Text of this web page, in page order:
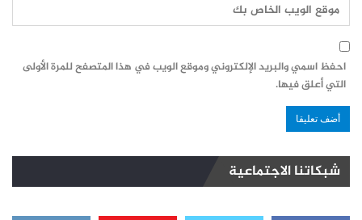
احفظ اسمي والبريد الإلكتروني وموقع الويب في هذا المتصفح للمرة الأولى
التي أعلق فيها.
شبكاتنا الاجتماعية